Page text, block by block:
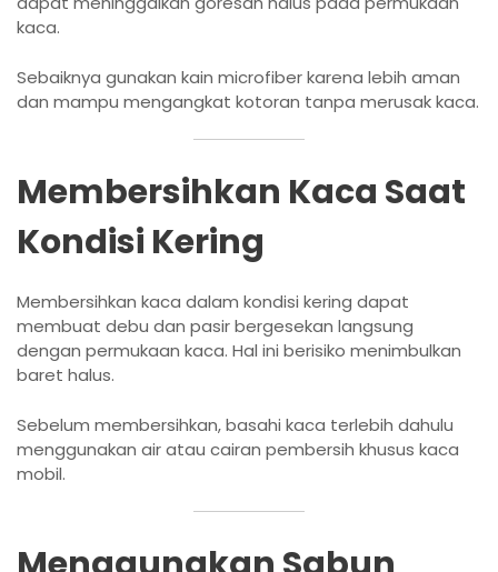
kaca.
Sebaiknya gunakan kain microfiber karena lebih aman
dan mampu mengangkat kotoran tanpa merusak kaca.
Membersihkan Kaca Saat
Kondisi Kering
Membersihkan kaca dalam kondisi kering dapat
membuat debu dan pasir bergesekan langsung
dengan permukaan kaca. Hal ini berisiko menimbulkan
baret halus.
Sebelum membersihkan, basahi kaca terlebih dahulu
menggunakan air atau cairan pembersih khusus kaca
mobil.